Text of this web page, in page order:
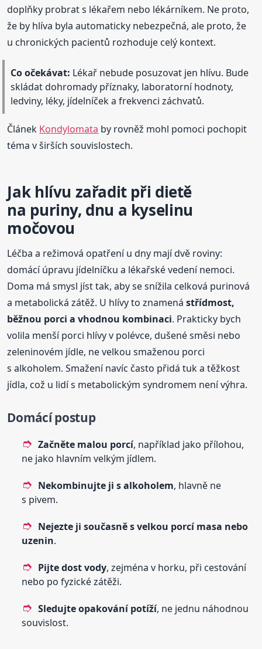
doplňky probrat s lékařem nebo lékárníkem. Ne proto,
že by hlíva byla automaticky nebezpečná, ale proto, že
u chronických pacientů rozhoduje celý kontext.
Co očekávat: Lékař nebude posuzovat jen hlívu. Bude
skládat dohromady příznaky, laboratorní hodnoty,
ledviny, léky, jídelníček a frekvenci záchvatů.
Článek Kondylomata by rovněž mohl pomoci pochopit
téma v širších souvislostech.
Jak hlívu zařadit při dietě
na puriny, dnu a kyselinu
močovou
Léčba a režimová opatření u dny mají dvě roviny:
domácí úpravu jídelníčku a lékařské vedení nemoci.
Doma má smysl jíst tak, aby se snížila celková purinová
a metabolická zátěž. U hlívy to znamenástřídmost,
běžnou porci a vhodnou kombinaci. Prakticky bych
volila menší porci hlívy v polévce, dušené směsi nebo
zeleninovém jídle, ne velkou smaženou porci
s alkoholem. Smažení navíc často přidá tuk a těžkost
jídla, což u lidí s metabolickým syndromem není výhra.
Domácí postup
Začněte malou porcí, například jako přílohou,
ne jako hlavním velkým jídlem.
Nekombinujte ji s alkoholem, hlavně ne
s pivem.
Nejezte ji současně s velkou porcí masa nebo
uzenin.
Pijte dost vody, zejména v horku, při cestování
nebo po fyzické zátěži.
Sledujte opakování potíží, ne jednu náhodnou
souvislost.